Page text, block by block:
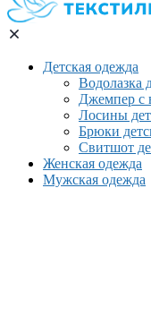
Детская одежда
Водолазка
Джемпер с
Лосины
Брюки
Свитшот
Женская одежда
Мужская одежда